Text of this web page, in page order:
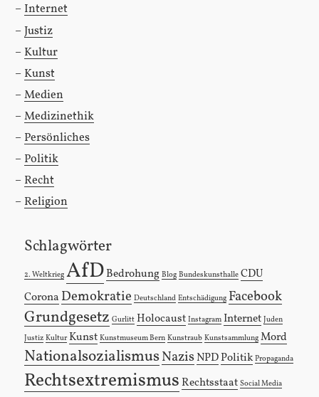
Internet
Justiz
Kultur
Kunst
Medien
Medizinethik
Persönliches
Politik
Recht
Religion
Schlagwörter
2. Weltkrieg AfD Bedrohung Blog Bundeskunsthalle CDU
Corona Demokratie Deutschland Entschädigung Facebook
Grundgesetz Gurlitt Holocaust Instagram Internet Juden
Justiz Kultur Kunst Kunstmuseum Bern Kunstraub Kunstsammlung Mord
NationalsozialismusNazis NPD Politik Propaganda
Rechtsextremismus Rechtsstaat Social Media